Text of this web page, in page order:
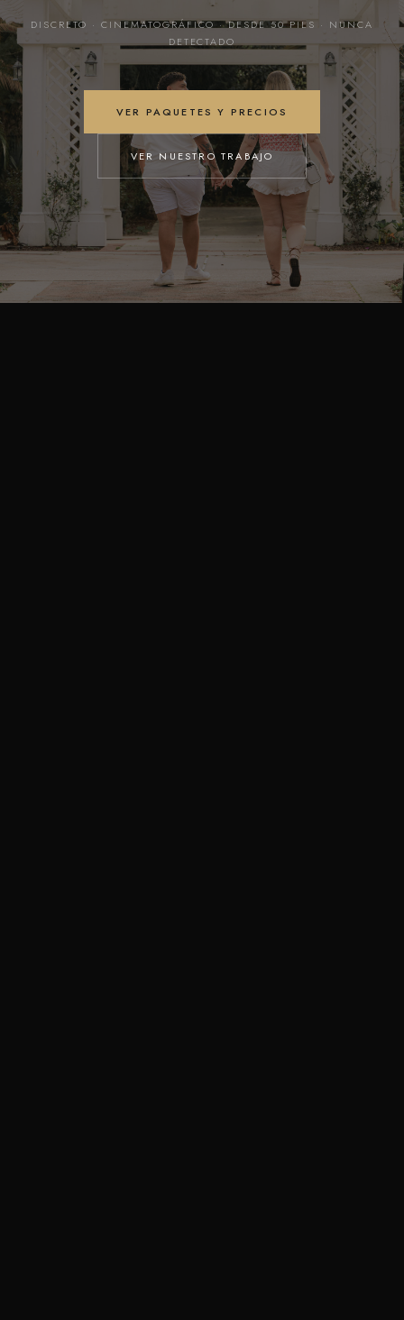
DISCRETO · CINEMATOGRÁFICO · DESDE 50 PIES · NUNCA
DETECTADO
VER PAQUETES Y PRECIOS
VER NUESTRO TRABAJO